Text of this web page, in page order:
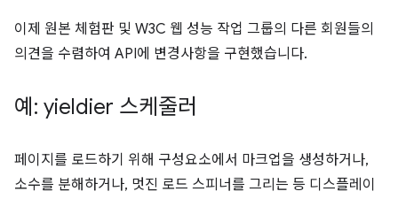
이제 원본 체험판 및 W3C 웹 성능 작업 그룹의 다른 회원들의
의견을 수렴하여 API에 변경사항을 구현했습니다.
예: yieldier 스케줄러
페이지를 로드하기 위해 구성요소에서 마크업을 생성하거나,
소수를 분해하거나, 멋진 로드 스피너를 그리는 등 디스플레이